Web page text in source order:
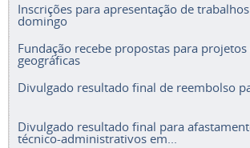
Inscrições para apresentação de
domingo
Fundação recebe propostas para
geográficas
Divulgado resultado final de reembolso
Divulgado resultado final para
técnico-administrativos em...